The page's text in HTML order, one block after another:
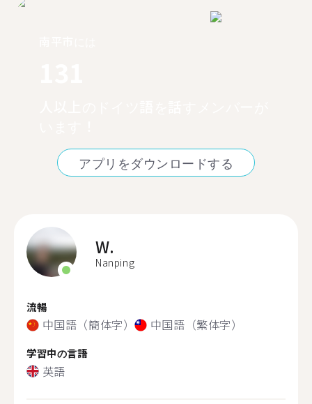
アプリをダウンロードする
W.
Nanping
流暢
中国語（簡体字） 中国語（繁体字）
学習中の言語
英語